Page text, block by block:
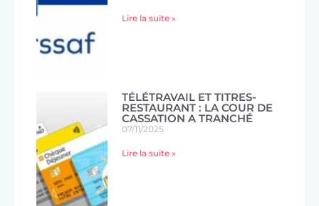
Lire la suite »
TÉLÉTRAVAIL ET TITRES-
RESTAURANT : LA COUR DE
CASSATION A TRANCHÉ
07/11/2025
Lire la suite »